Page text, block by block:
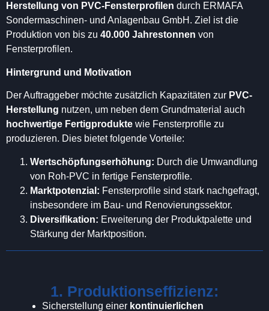
Herstellung von PVC-Fensterprofilen durch ERMAFA
Sondermaschinen- und Anlagenbau GmbH. Ziel ist die
Produktion von bis zu 40.000 Jahrestonnen von
Fensterprofilen.
Hintergrund und Motivation
Der Auftraggeber möchte zusätzlich Kapazitäten zur PVC-
Herstellung nutzen, um neben dem Grundmaterial auch
hochwertige Fertigprodukte wie Fensterprofile zu
produzieren. Dies bietet folgende Vorteile:
Wertschöpfungserhöhung: Durch die Umwandlung
von Roh-PVC in fertige Fensterprofile.
Marktpotenzial: Fensterprofile sind stark nachgefragt,
insbesondere im Bau- und Renovierungssektor.
Diversifikation: Erweiterung der Produktpalette und
Stärkung der Marktposition.
1. Produktionseffizienz:
Sicherstellung einer kontinuierlichen